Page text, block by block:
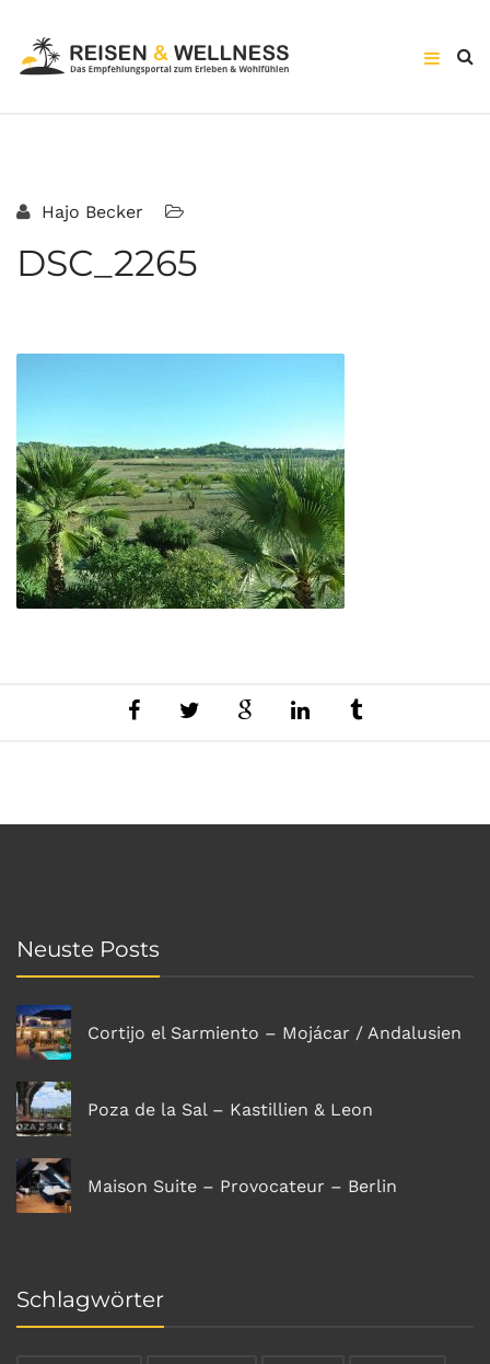
Hajo Becker
DSC_2265
Neuste Posts
Cortijo el Sarmiento – Mojácar / Andalusien
Poza de la Sal – Kastillien & Leon
Maison Suite – Provocateur – Berlin
Schlagwörter